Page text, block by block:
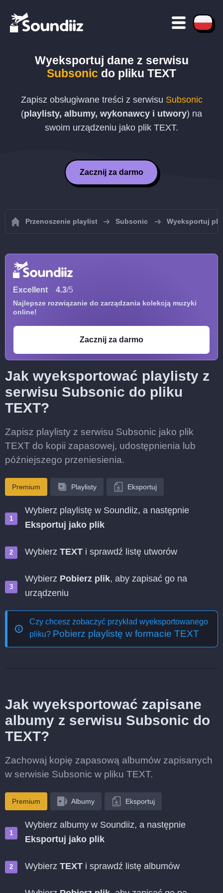
Wyeksportuj dane z serwisu
Subsonic do pliku TEXT
Zapisz obsługiwane treści z serwisu Subsonic
(playlisty, albumy, wykonawcy i utwory) na
swoim urządzeniu jako plik TEXT.
Zacznij za darmo
Przenoszenie playlist Subsonic Wyeksportuj
Excellent 4.3/5
Najlepsze rozwiązanie do zarządzania kolekcją muzyki
online!
Zacznij za darmo
Jak wyeksportować playlisty z
serwisu Subsonic do pliku
TEXT?
Zapisz playlisty z serwisu Subsonic jako plik
TEXT do kopii zapasowej, udostępnienia lub
późniejszego przeniesienia.
Premium Playlisty Eksportuj
Wybierz playlistę w Soundiiz, a następnie
Eksportuj jako plik
Wybierz TEXT i sprawdź listę utworów
Wybierz Pobierz plik, aby zapisać go na
urządzeniu
Czy chcesz zobaczyć przykład wyeksportowanego
pliku? Pobierz playlistę w formacie TEXT
Jak wyeksportować zapisane
albumy z serwisu Subsonic do
TEXT?
Zachowaj kopię zapasową albumów zapisanych
w serwisie Subsonic w pliku TEXT.
Premium Albumy Eksportuj
Wybierz albumy w Soundiiz, a następnie
Eksportuj jako plik
Wybierz TEXT i sprawdź listę albumów